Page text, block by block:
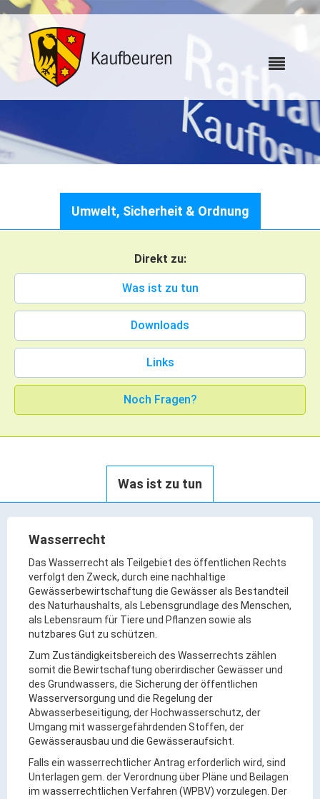
Bürgerservice
Wo erledige ich was
Rathaus Digital
Bauflächen & Förderung
Kontakt
Wetter & Unwetter
Internet Portale
Bürgermeister / Bürgermeisterin
Stadtrat & Sitzungen
Beauftragte des Stadtrats
Abteilungen & Sachgebiete
Bauleitplanung & Stadtentwicklung
Stellenangebote
Haushaltsplan
Wahlen
Stadt & Freizeit
Umwelt, Sicherheit & Ordnung
Direkt zu:
Was ist zu tun
Downloads
Links
Noch Fragen?
Was ist zu tun
Wasserrecht
Das Wasserrecht als Teilgebiet des öffentlichen Rechts
verfolgt den Zweck, durch eine nachhaltige
Gewässerbewirtschaftung die Gewässer als Bestandteil
des Naturhaushalts, als Lebensgrundlage des Menschen,
als Lebensraum für Tiere und Pflanzen sowie als
nutzbares Gut zu schützen.
Zum Zuständigkeitsbereich des Wasserrechts zählen
somit die Bewirtschaftung oberirdischer Gewässer und
des Grundwassers, die Sicherung der öffentlichen
Wasserversorgung und die Regelung der
Abwasserbeseitigung, der Hochwasserschutz, der
Umgang mit wassergefährdenden Stoffen, der
Gewässerausbau und die Gewässeraufsicht.
Falls ein wasserrechtlicher Antrag erforderlich wird, sind
Unterlagen gem. der Verordnung über Pläne und Beilagen
im wasserrechtlichen Verfahren (WPBV) vorzulegen. Der